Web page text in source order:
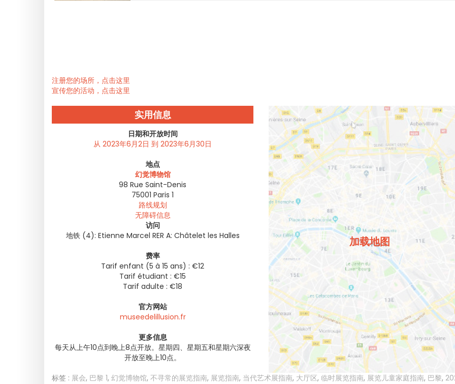
注册您的场所，点击这里
宣传您的活动，点击这里
实用信息
日期和开放时间
从 2023年6月2日 到 2023年6月30日
地点
幻觉博物馆
98 Rue Saint-Denis
75001 Paris 1
路线规划
无障碍信息
访问
地铁 (4): Etienne Marcel RER A: Châtelet les Halles
费率
Tarif enfant (5 à 15 ans) : €12
Tarif étudiant : €15
Tarif adulte : €18
官方网站
museedelillusion.fr
更多信息
每天从上午10点到晚上8点开放。星期四、星期五和星期六深夜
开放至晚上10点。
加载地图
标签 : 展会, 巴黎 1, 幻觉博物馆, 不寻常的展览指南, 展览指南, 当代艺术展指南, 大厅区, 临时展览指南, 展览儿童家庭指南, 巴黎,